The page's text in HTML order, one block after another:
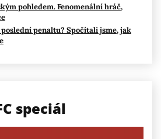
pohledem. Fenomenální hráč,
penaltu? Spočítali jsme, jak
speciál